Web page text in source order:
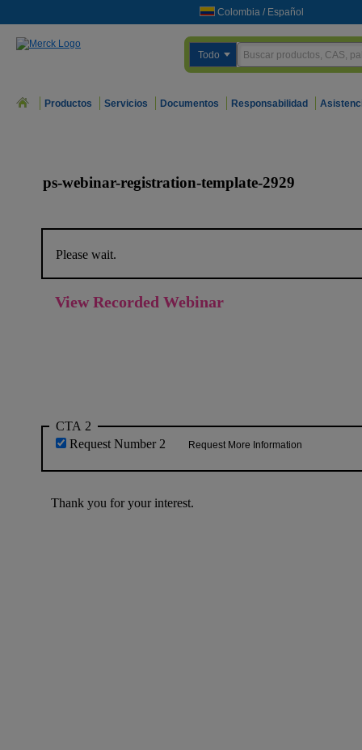
Colombia / Español
Todo
Productos Servicios Documentos Responsabilidad